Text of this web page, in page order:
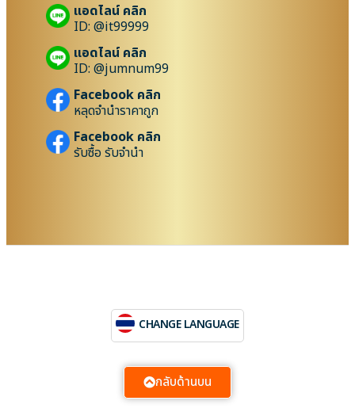
แอดไลน์ คลิก
ID: @it99999
แอดไลน์ คลิก
ID: @jumnum99
Facebook คลิก
หลุดจำนำราคาถูก
Facebook คลิก
รับซื้อ รับจำนำ
CHANGE LANGUAGE
กลับด้านบน